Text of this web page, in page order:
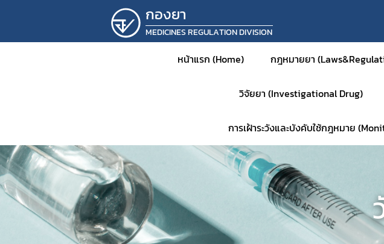
กองยา
MEDICINES REGULATION DIVISION
หน้าแรก (Home) กฎหมายยา
วิจัยยา (Investigational Drug)
การเฝ้าระวังและบังคับใช้กฎหมาย
หน้าหลัก
ประชาสัมพันธ์
แจ้งเตือนภัย
คำสั่งพักใช้ใบอนุญาต